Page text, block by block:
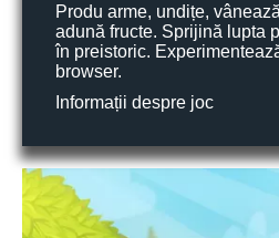
Produ arme, undițe,
adună fructe. Sprijină lupta
în preistoric.
browser.
Informații despre joc